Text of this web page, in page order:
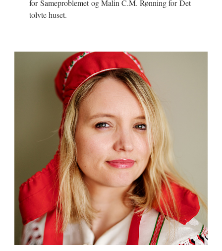
for Sameproblemet og Malin C.M. Rønning for Det
tolvte huset.